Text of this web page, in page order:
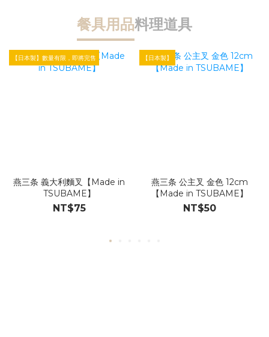
餐具用品料理道具
【日本製】數量有限，即將完售
燕三条 義大利麵叉【Made in
TSUBAME】
NT$75
【日本製】
燕三条 公主叉 金色 12cm
【Made in TSUBAME】
NT$50